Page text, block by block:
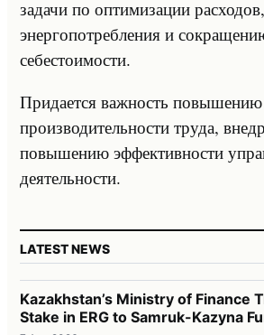
задачи по оптимизации расходов,
энергопотребления и
себестоимости.
Придается важность повышению
производительности труда,
повышению эффективности
деятельности.
LATEST NEWS
Kazakhstan’s Ministry of Finance
Stake in ERG to Samruk-Kazyna